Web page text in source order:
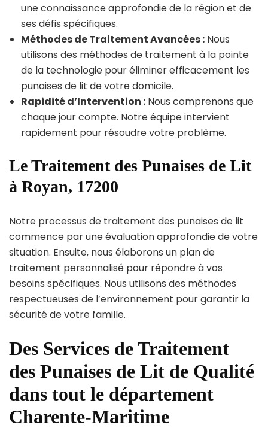
une connaissance approfondie de la région et de
ses défis spécifiques.
Méthodes de Traitement Avancées : Nous
utilisons des méthodes de traitement à la pointe
de la technologie pour éliminer efficacement les
punaises de lit de votre domicile.
Rapidité d’Intervention : Nous comprenons que
chaque jour compte. Notre équipe intervient
rapidement pour résoudre votre problème.
Le Traitement des Punaises de Lit
à Royan, 17200
Notre processus de traitement des punaises de lit
commence par une évaluation approfondie de votre
situation. Ensuite, nous élaborons un plan de
traitement personnalisé pour répondre à vos
besoins spécifiques. Nous utilisons des méthodes
respectueuses de l’environnement pour garantir la
sécurité de votre famille.
Des Services de Traitement
des Punaises de Lit de Qualité
dans tout le département
Charente-Maritime